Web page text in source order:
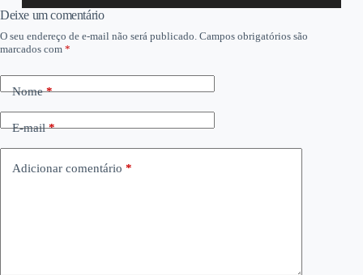
áudio
Deixe um comentário
O seu endereço de e-mail não será publicado. Campos obrigatórios são
marcados com *
Nome*
E-mail*
Adicionar comentário *